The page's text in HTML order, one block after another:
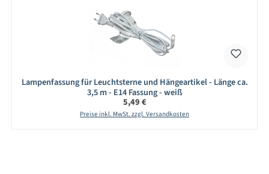
Lampenfassung für Leuchtsterne und Hängeartikel - Länge ca.
3,5 m - E14 Fassung - weiß
Regulärer Preis:
5,49 €
Preise inkl. MwSt. zzgl. Versandkosten